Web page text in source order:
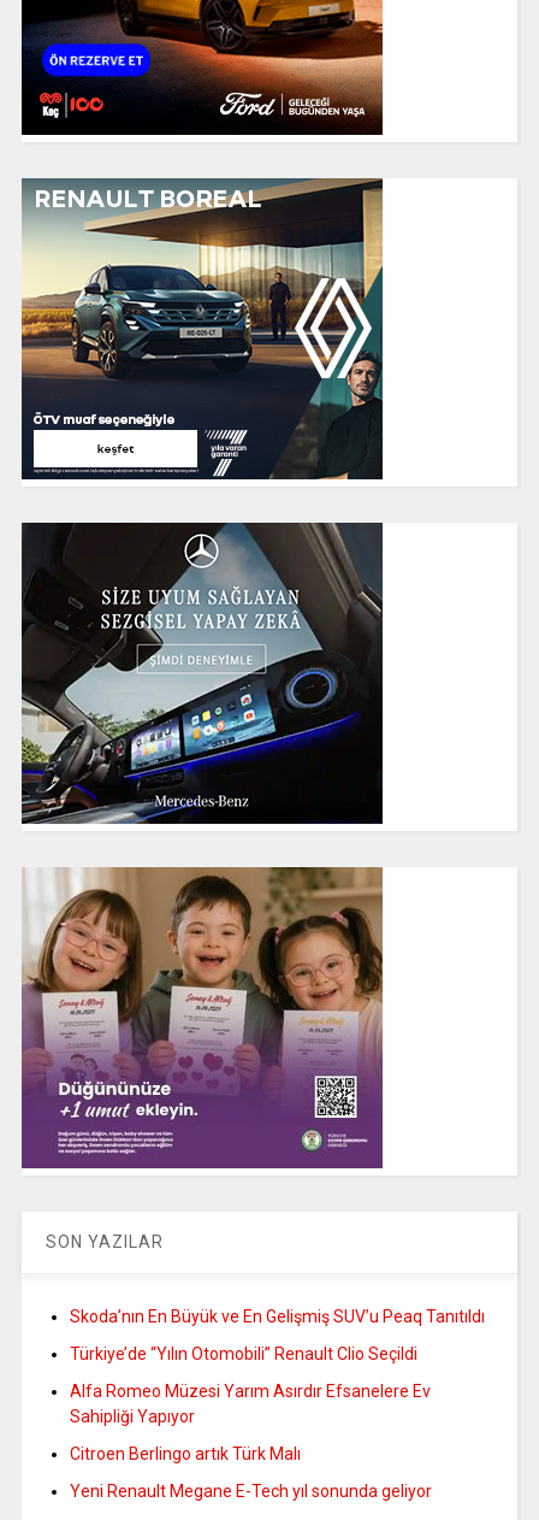
SON YAZILAR
Skoda’nın En Büyük ve En Gelişmiş SUV’u Peaq Tanıtıldı
Türkiye’de “Yılın Otomobili” Renault Clio Seçildi
Alfa Romeo Müzesi Yarım Asırdır Efsanelere Ev
Sahipliği Yapıyor
Citroen Berlingo artık Türk Malı
Yeni Renault Megane E-Tech yıl sonunda geliyor